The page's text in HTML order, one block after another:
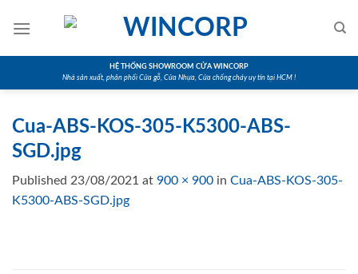
HỆ THỐNG SHOWROOM CỬA WINCORP
Nhà sản xuất, phân phối Cửa gỗ, Cửa Nhựa, Cửa chống cháy uy tín tại HCM !
Cua-ABS-KOS-305-K5300-ABS-
SGD.jpg
Published 23/08/2021 at 900 × 900 in Cua-ABS-KOS-305-
K5300-ABS-SGD.jpg